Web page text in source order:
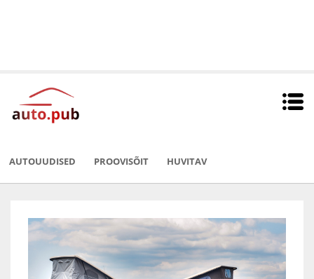
AUTOUUDISED PROOVISÕIT HUVITAV